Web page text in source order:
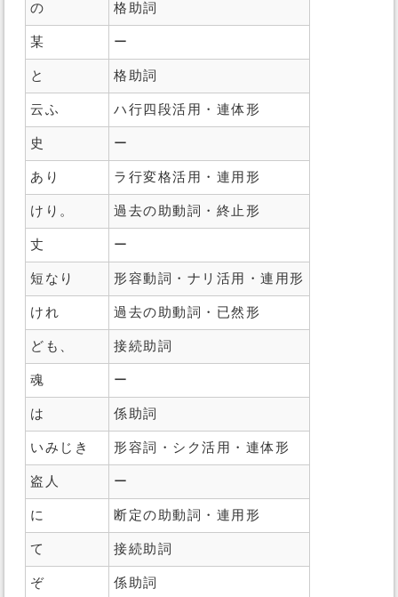
の 格助詞
某 ー
と 格助詞
云ふ ハ行四段活用・連体形
史 ー
あり ラ行変格活用・連用形
けり。 過去の助動詞・終止形
丈 ー
短なり 形容動詞・ナリ活用・連用形
けれ 過去の助動詞・已然形
ども、 接続助詞
魂 ー
は 係助詞
いみじき 形容詞・シク活用・連体形
盗人 ー
に 断定の助動詞・連用形
て 接続助詞
ぞ 係助詞